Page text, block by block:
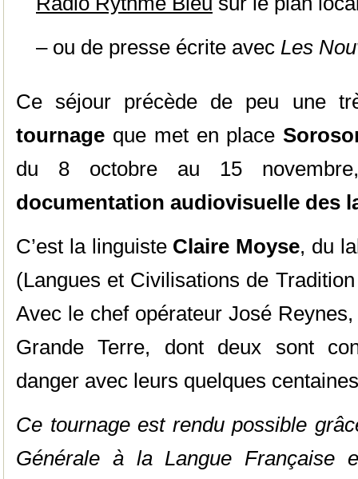
– ou de presse écrite avec Les
Ce séjour précède de peu une
tournage que met en place
du 8 octobre au 15
documentation audiovisuelle des
C’est la linguiste Claire Moyse, du
(Langues et Civilisations de
Avec le chef opérateur José
Grande Terre, dont deux sont
danger avec leurs quelques
Ce tournage est rendu possible
Générale à la Langue Française